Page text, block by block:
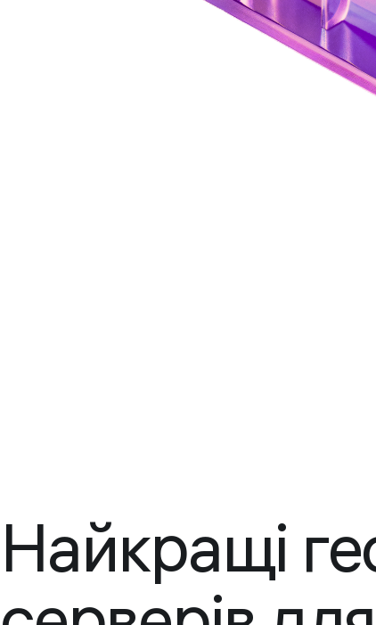
Найкращі